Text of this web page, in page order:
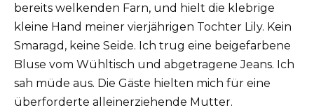
bereits welkenden Farn, und hielt die klebrige
kleine Hand meiner vierjährigen Tochter Lily. Kein
Smaragd, keine Seide. Ich trug eine beigefarbene
Bluse vom Wühltisch und abgetragene Jeans. Ich
sah müde aus. Die Gäste hielten mich für eine
überforderte alleinerziehende Mutter.